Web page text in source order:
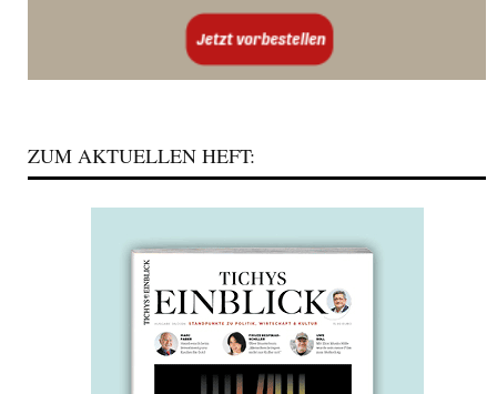
ZUM AKTUELLEN HEFT: